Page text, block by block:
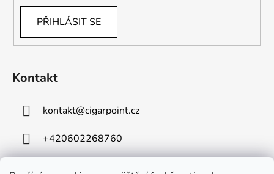
PŘIHLÁSIT SE
Kontakt
kontakt@cigarpoint.cz
+420602268760